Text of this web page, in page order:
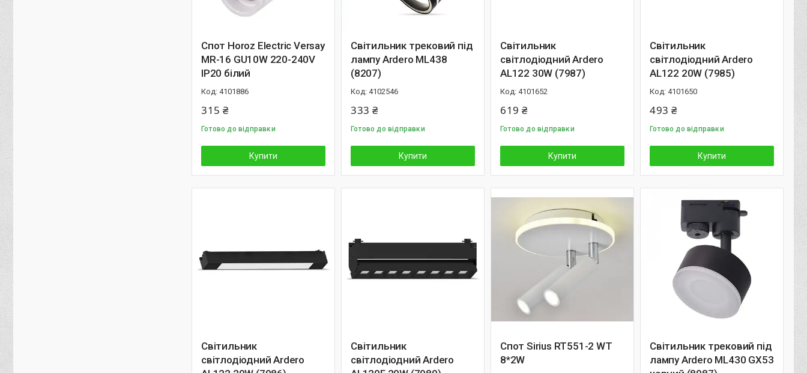
Спот Horoz Electric Versay
MR-16 GU10W 220-240V
IP20 білий
4101886
315 ₴
Готово до відправки
Купити
Світильник трековий під
лампу Ardero ML438
(8207)
4102546
333 ₴
Готово до відправки
Купити
Світильник
світлодіодний Ardero
AL122 30W (7987)
4101652
619 ₴
Готово до відправки
Купити
Світильник
світлодіодний Ardero
AL122 20W (7985)
4101650
493 ₴
Готово до відправки
Купити
Світильник
світлодіодний Ardero
Світильник
світлодіодний Ardero
Спот Sirius RT551-2 WT
8*2W
Світильник трековий під
лампу Ardero ML430 GX53